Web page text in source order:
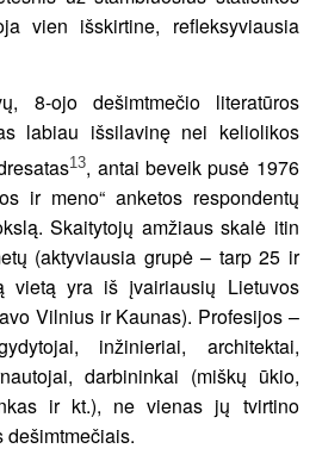
vien išskirtine, refleksyviausia
8-ojo dešimtmečio literatūros
labiau išsilavinę nei keliolikos
13, antai beveik pusė 1976
ir meno“ anketos respondentų
Skaitytojų amžiaus skalė itin
(aktyviausia grupė – tarp 25 ir
vietą yra iš įvairiausių Lietuvos
Vilnius ir Kaunas). Profesijos –
inžinieriai, architektai,
darbininkai (miškų ūkio,
ir kt.), ne vienas jų tvirtino
dešimtmečiais.